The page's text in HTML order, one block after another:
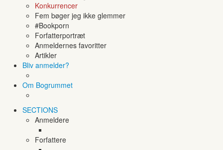
Konkurrencer
Fem bøger jeg ikke glemmer
#Bookporn
Forfatterportræt
Anmeldernes favoritter
Artikler
Bliv anmelder?
Om Bogrummet
SECTIONS
Anmeldere
Forfattere